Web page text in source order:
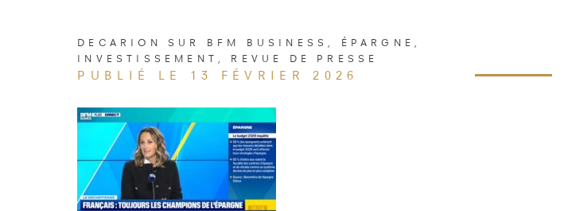
DECARION SUR BFM BUSINESS ÉPARGNE
INVESTISSEMENT
REVUE DE PRESSE
PUBLIÉ LE 13 FÉVRIER 2026